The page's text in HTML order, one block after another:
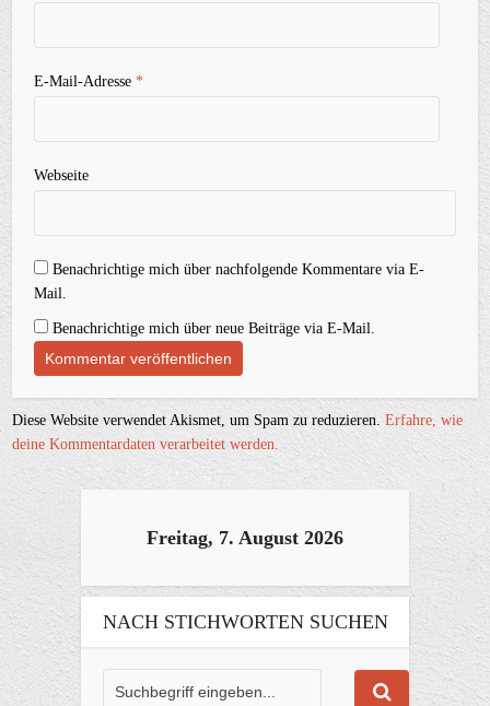
E-Mail-Adresse*
Webseite
Benachrichtige mich über nachfolgende Kommentare via E-
Mail.
Benachrichtige mich über neue Beiträge via E-Mail.
Diese Website verwendet Akismet, um Spam zu reduzieren.Erfahre, wie
deine Kommentardaten verarbeitet werden.
Freitag, 7. August 2026
NACH STICHWORTEN SUCHEN